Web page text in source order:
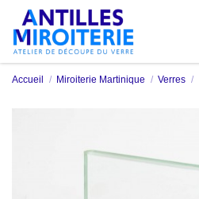
Accueil Miroiterie Martinique Verres